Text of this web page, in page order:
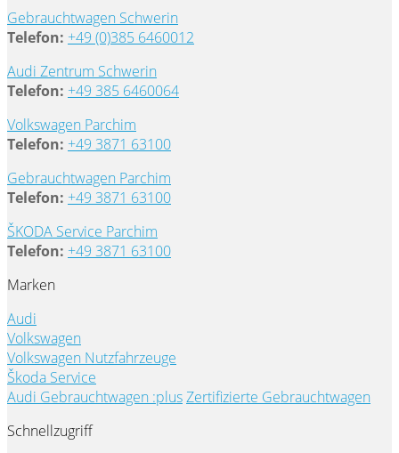
Gebrauchtwagen Schwerin
Telefon: +49 (0)385 6460012
Audi Zentrum Schwerin
Telefon: +49 385 6460064
Volkswagen Parchim
Telefon: +49 3871 63100
Gebrauchtwagen Parchim
Telefon: +49 3871 63100
ŠKODA Service Parchim
Telefon: +49 3871 63100
Marken
Audi
Volkswagen
Volkswagen Nutzfahrzeuge
Škoda Service
Audi Gebrauchtwagen :plusZertifizierte Gebrauchtwagen
Schnellzugriff